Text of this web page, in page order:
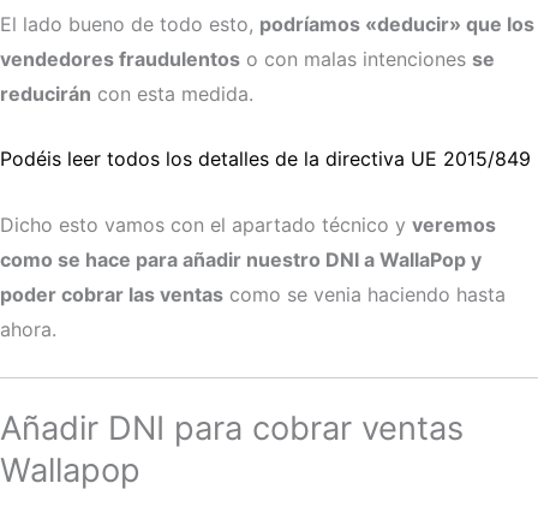
El lado bueno de todo esto, podríamos «deducir» que los
vendedores fraudulentos o con malas intenciones se
reducirán con esta medida.
Podéis leer todos los detalles de la directiva UE 2015/849
Dicho esto vamos con el apartado técnico y veremos
como se hace para añadir nuestro DNI a WallaPop y
poder cobrar las ventas como se venia haciendo hasta
ahora.
Añadir DNI para cobrar ventas
Wallapop